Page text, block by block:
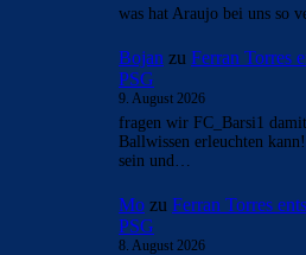
was hat Araujo bei uns so
Bojan zu Ferran Torres
PSG
9. August 2026
fragen wir FC_Barsi1
Ballwissen erleuchten
sein und…
Mo zu Ferran Torres
PSG
8. August 2026